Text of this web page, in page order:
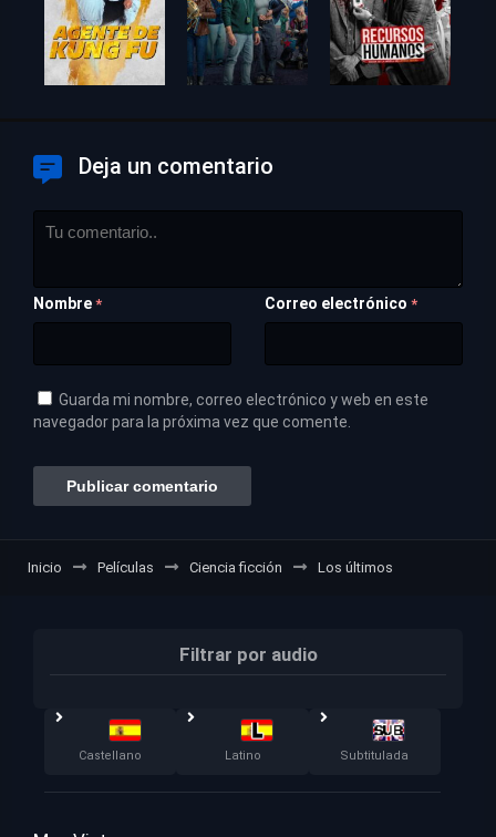
Deja un comentario
Nombre * Correo electrónico *
Guarda mi nombre, correo electrónico y web en este
navegador para la próxima vez que comente.
Inicio Películas Ciencia ficción Los últimos
Filtrar por audio
Castellano Latino Subtitulada